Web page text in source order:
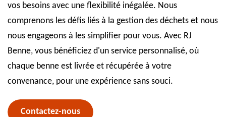
vos besoins avec une flexibilité inégalée. Nous
comprenons les défis liés à la gestion des déchets et nous
nous engageons à les simplifier pour vous. Avec RJ
Benne, vous bénéficiez d'un service personnalisé, où
chaque benne est livrée et récupérée à votre
convenance, pour une expérience sans souci.
Contactez-nous